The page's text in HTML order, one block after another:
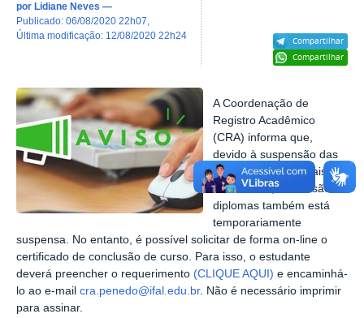
Compartilhar
Compartilhar
por Lidiane Neves —
publicado: 06/08/2020 22h07
última modificação: 12/08/2020 22h24
A Coordenação de
Registro Acadêmico
(CRA) informa que,
devido à suspensão das
atividades presenciais no
Ifal Penedo, a emissão de
diplomas também está
temporariamente
suspensa. No entanto, é possível solicitar de forma on-line o
certificado de conclusão de curso. Para isso, o estudante
deverá preencher o requerimento (CLIQUE AQUI) e encaminhá-
lo ao e-mail cra.penedo@ifal.edu.br. Não é necessário imprimir
para assinar.